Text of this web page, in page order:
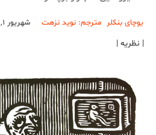
یوچای بنکلر مترجم: نوید نزهت شهریور ۱, ۱۳۹۸
| نظریه |